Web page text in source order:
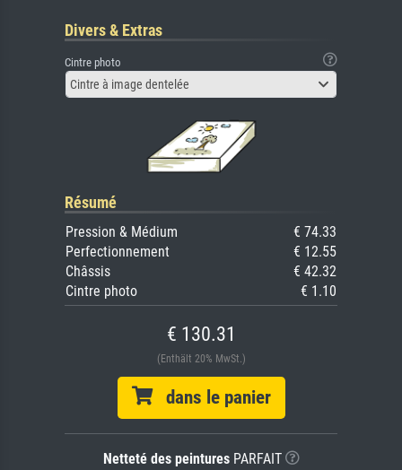
Divers & Extras
Cintre photo
Cintre à image dentelée
Résumé
Pression & Médium
€ 74.33
Perfectionnement
€ 12.55
Châssis
€ 42.32
Cintre photo
€ 1.10
€ 130.31
(Enthält 20% MwSt.)
dans le panier
Netteté des peinturesPARFAIT